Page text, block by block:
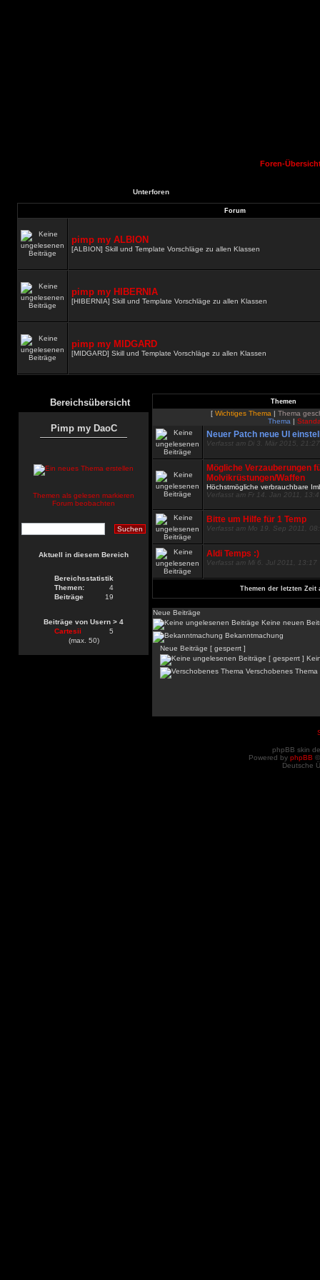
Foren-
Unterforen
Forum
pimp my ALBION
[ALBION] Skill und Template Vorschläge zu allen Klassen
pimp my HIBERNIA
[HIBERNIA] Skill und Template Vorschläge zu allen Klassen
pimp my MIDGARD
[MIDGARD] Skill und Template Vorschläge zu allen Klassen
Bereichsübersicht
Pimp my DaoC
Themen als gelesen markieren
Forum beobachten
Aktuell in diesem Bereich
Bereichsstatistik
Themen:
4
Beiträge
19
Beiträge von Usern > 4
Cartesii
5
(max. 50)
Themen
[ Wichtiges Thema | Thema
Thema |
Neuer Patch neue UI
Verfasst am Di 3. Mär 2015, 21:27
Mögliche Verzauberungen
Molvikrüstungen/Waffen
Höchstmögliche verbrauchbare
Verfasst am Fr 14. Jan 2011,
Bitte um Hilfe für 1 Temp
Verfasst am Mo 19. Sep 2011,
Aldi Temps :)
Verfasst am Mi 6. Jul 2011, 13:17
Themen der letzten Zeit
Neue Beiträge
Keine neuen
Bekanntmachung
Neue Beiträge [ gesperrt ]
Verschobenes Thema
phpBB skin
Powered by phpBB
Deutsche